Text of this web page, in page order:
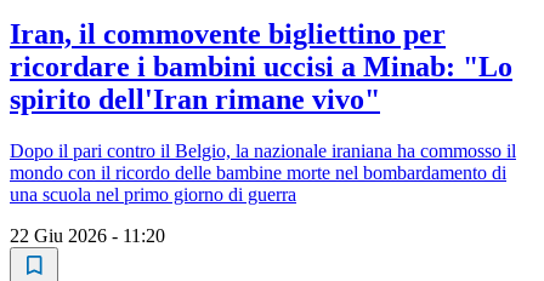
Iran, il commovente bigliettino per
ricordare i bambini uccisi a Minab: "Lo
spirito dell'Iran rimane vivo"
Dopo il pari contro il Belgio, la nazionale iraniana ha commosso il
mondo con il ricordo delle bambine morte nel bombardamento di
una scuola nel primo giorno di guerra
22 Giu 2026 - 11:20